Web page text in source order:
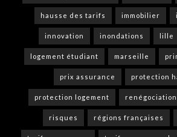
hausse des tarifs immobilier
innovation inondations lille
logement étudiant marseille
prix assurance protection
protection logement renégociation
risques régions françaises